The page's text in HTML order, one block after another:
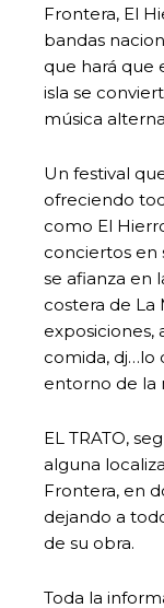
Frontera, El
bandas
que hará que
isla se
música
Un festival
ofreciendo
como El
conciertos en
se afianza en
costera de La
exposiciones,
comida, dj…lo
entorno de la
EL TRATO,
alguna
Frontera, en
dejando a
de su obra.
Toda la